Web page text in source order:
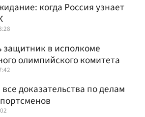
когда Россия узнает
защитник в исполкоме
олимпийского комитета
доказательства по делам